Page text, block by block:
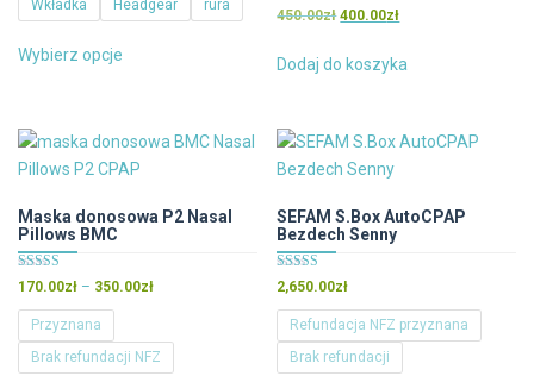
produktu
od
Wkładka Headgear rura
Wybierz opcje
wariantów.
Opcje
wybrać
stronie
Oceniono
4.00
450.00złPierwotna
wynosiła:
400.00złAktualna
wynosi:
Dodaj do koszyka
Maska donosowa P2 Nasal
Pillows BMC
Oceniono
5.00
na 5
170.00zł – 350.00złZakres
170.00zł
Przyznana
Brak refundacji NFZ
SEFAM S.Box AutoCPAP
Bezdech Senny
Oceniono
5.00
na 5
2,650.00zł
Refundacja NFZ przyznana
Brak refundacji